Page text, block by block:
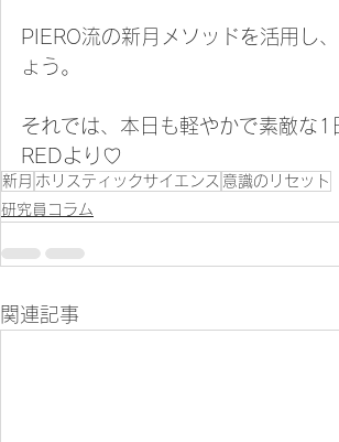
PIERO流の新月メソッドを活用し
ょう。
それでは、本日も軽やかで素敵な1
REDより♡
新月 ホリスティックサイエンス 意識のリセット
研究員コラム
関連記事